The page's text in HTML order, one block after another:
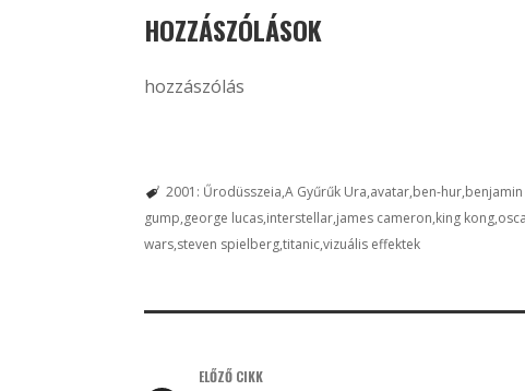
HOZZÁSZÓLÁSOK
hozzászólás
2001: Űrodüsszeia A Gyűrűk Ura avatar ben-hur
gump george lucas interstellar james cameron king kong
wars steven spielbergtitanicvizuális effektek
ELŐZŐ CIKK